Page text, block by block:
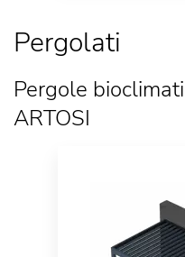
Pergolati
Pergole
ARTOSI